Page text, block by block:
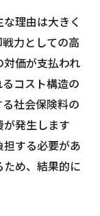
理由は大きく
力としての高
価が支払われ
コスト構造の
社会保険料の
発生します
する必要があ
め、結果的に